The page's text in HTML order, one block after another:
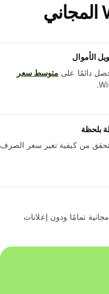
نزّل تطبيق Wise المجاني
دائمًا علىمتوسط ​​سعر
من كيفية تغير سعر الصرف
تمامًا ودون إعلانات